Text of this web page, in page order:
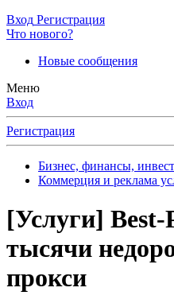
Вход Регистрация
Что нового?
Новые сообщения
Меню
Вход
Регистрация
Бизнес, финансы,
Коммерция и реклама
[Услуги] Best-
тысячи
прокси